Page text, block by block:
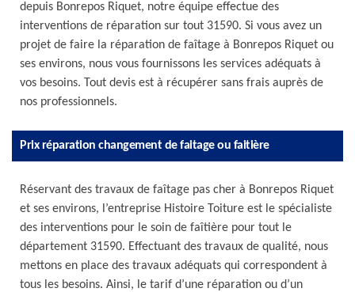
depuis Bonrepos Riquet, notre équipe effectue des
interventions de réparation sur tout 31590. Si vous avez un
projet de faire la réparation de faîtage à Bonrepos Riquet ou
ses environs, nous vous fournissons les services adéquats à
vos besoins. Tout devis est à récupérer sans frais auprès de
nos professionnels.
Prix réparation changement de faitage ou faitière
Réservant des travaux de faîtage pas cher à Bonrepos Riquet
et ses environs, l’entreprise Histoire Toiture est le spécialiste
des interventions pour le soin de faîtière pour tout le
département 31590. Effectuant des travaux de qualité, nous
mettons en place des travaux adéquats qui correspondent à
tous les besoins. Ainsi, le tarif d’une réparation ou d’un